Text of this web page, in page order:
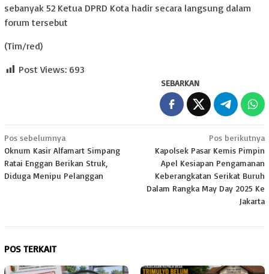
sebanyak 52 Ketua DPRD Kota hadir secara langsung dalam
forum tersebut
(Tim/red)
Post Views: 693
SEBARKAN
Navigasi
pos
Pos sebelumnya
Oknum Kasir Alfamart Simpang
Ratai Enggan Berikan Struk,
Diduga Menipu Pelanggan
Pos berikutnya
Kapolsek Pasar Kemis Pimpin
Apel Kesiapan Pengamanan
Keberangkatan Serikat Buruh
Dalam Rangka May Day 2025 Ke
Jakarta
POS TERKAIT